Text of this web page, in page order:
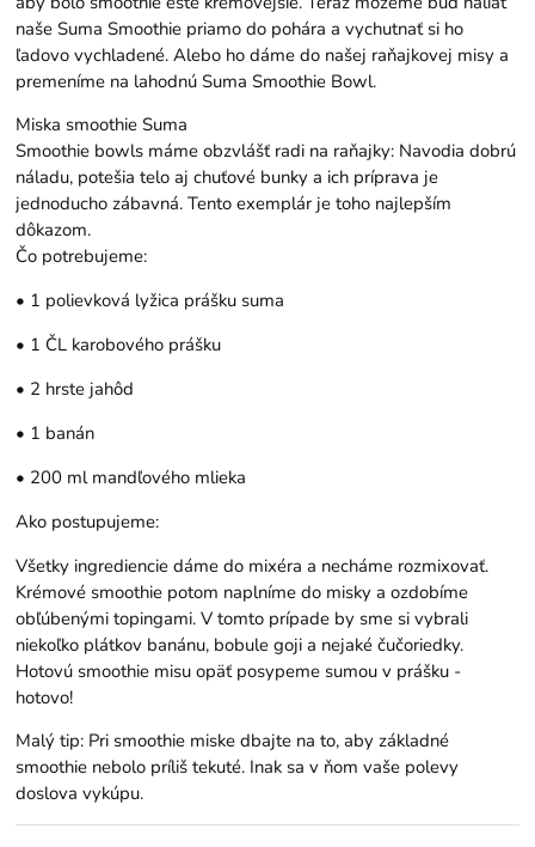
naše Suma Smoothie priamo do pohára a vychutnať si ho
ľadovo vychladené. Alebo ho dáme do našej raňajkovej misy a
premeníme na lahodnú Suma Smoothie Bowl.
Miska smoothie Suma
Smoothie bowls máme obzvlášť radi na raňajky: Navodia dobrú
náladu, potešia telo aj chuťové bunky a ich príprava je
jednoducho zábavná. Tento exemplár je toho najlepším
dôkazom.
Čo potrebujeme:
• 1 polievková lyžica prášku suma
• 1 ČL karobového prášku
• 2 hrste jahôd
• 1 banán
• 200 ml mandľového mlieka
Ako postupujeme:
Všetky ingrediencie dáme do mixéra a necháme rozmixovať.
Krémové smoothie potom naplníme do misky a ozdobíme
obľúbenými topingami. V tomto prípade by sme si vybrali
niekoľko plátkov banánu, bobule goji a nejaké čučoriedky.
Hotovú smoothie misu opäť posypeme sumou v prášku -
hotovo!
Malý tip: Pri smoothie miske dbajte na to, aby základné
smoothie nebolo príliš tekuté. Inak sa v ňom vaše polevy
doslova vykúpu.